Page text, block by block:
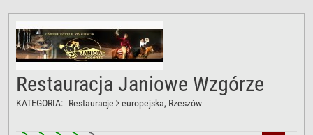
Restauracja Janiowe Wzgórze
KATEGORIA: Restauracje europejska, Rzeszów